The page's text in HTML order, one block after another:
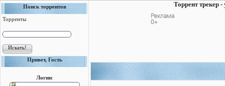
Поиск торрентов
Торренты
Привет, Гость
Логин:
Торрент трекер